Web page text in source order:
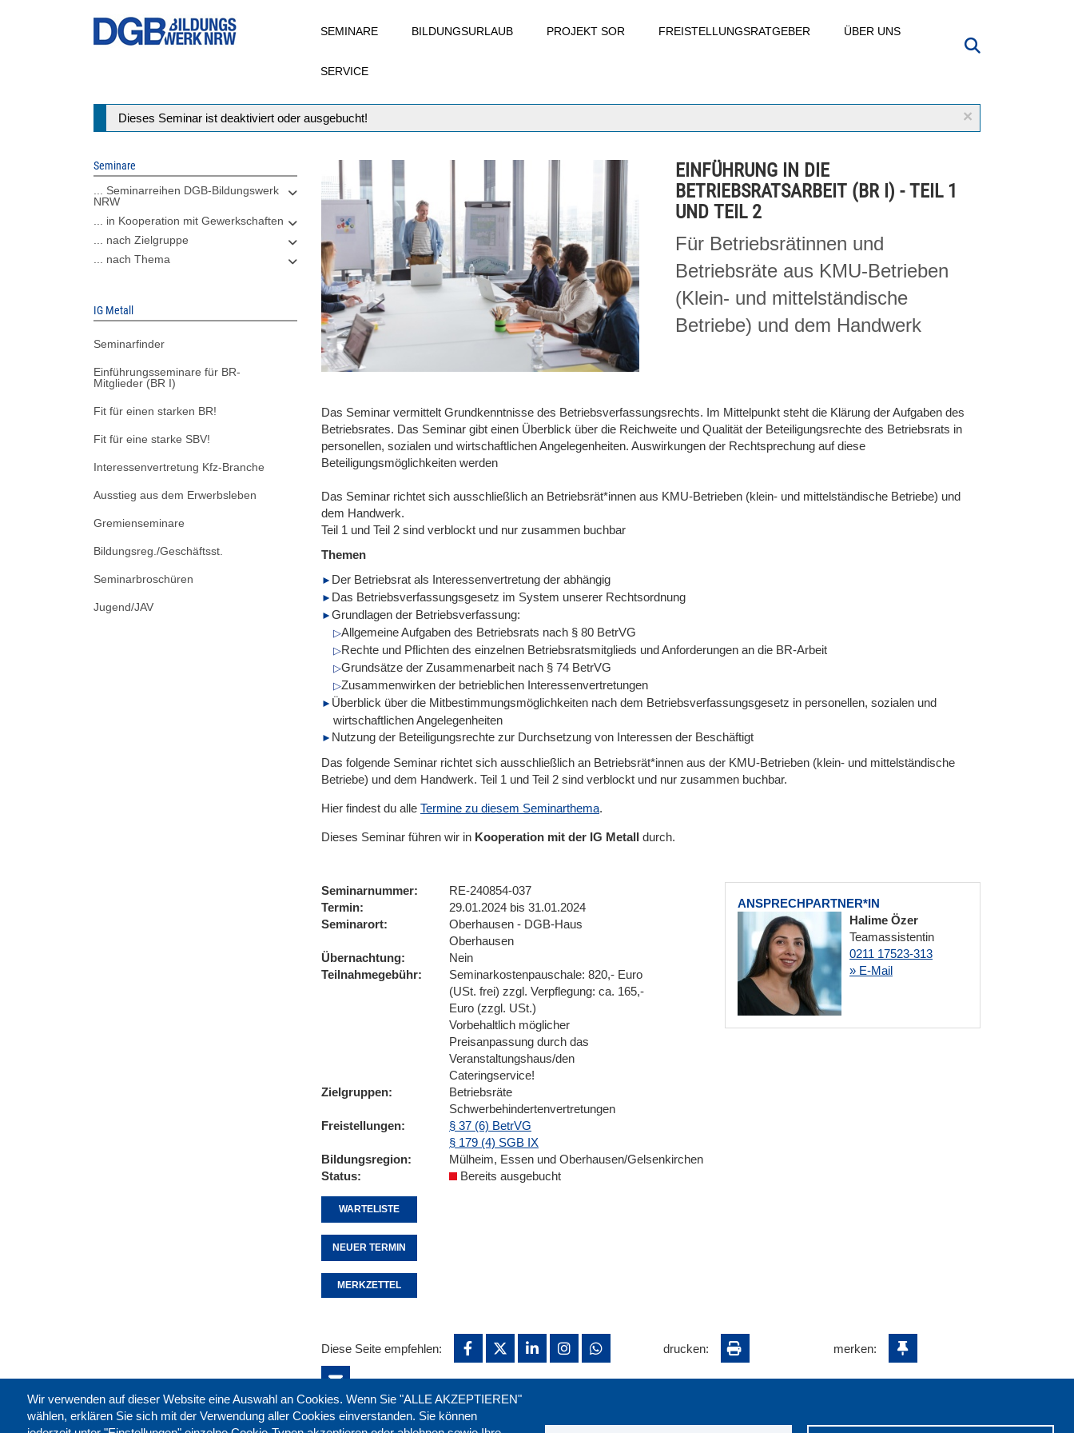
SEMINARE BILDUNGSURLAUB PROJEKT SOR FREISTELLUNGSRATGEBER ÜBER UNS
SERVICE
×
Statusmeldung
Dieses Seminar ist deaktiviert oder ausgebucht!
Seminare
... Seminarreihen DGB-Bildungswerk
NRW
... in Kooperation mit Gewerkschaften
... nach Zielgruppe
... nach Thema
IG Metall
Seminarfinder
Einführungsseminare für BR-
Mitglieder (BR I)
Fit für einen starken BR!
Fit für eine starke SBV!
Interessenvertretung Kfz-Branche
Ausstieg aus dem Erwerbsleben
Gremienseminare
Bildungsreg./Geschäftsst.
Seminarbroschüren
Jugend/JAV
EINFÜHRUNG IN DIE
BETRIEBSRATSARBEIT (BR I) - TEIL 1
UND TEIL 2
Für Betriebsrätinnen und
Betriebsräte aus KMU-Betrieben
(Klein- und mittelständische
Betriebe) und dem Handwerk
Das Seminar vermittelt Grundkenntnisse des Betriebsverfassungsrechts. Im Mittelpunkt steht die Klärung der Aufgaben des
Betriebsrates. Das Seminar gibt einen Überblick über die Reichweite und Qualität der Beteiligungsrechte des Betriebsrats in
personellen, sozialen und wirtschaftlichen Angelegenheiten. Auswirkungen der Rechtsprechung auf diese
Beteiligungsmöglichkeiten werden
Das Seminar richtet sich ausschließlich an Betriebsrät*innen aus KMU-Betrieben (klein- und mittelständische Betriebe) und
dem Handwerk.
Teil 1 und Teil 2 sind verblockt und nur zusammen buchbar
Themen
Der Betriebsrat als Interessenvertretung der abhängig
Das Betriebsverfassungsgesetz im System unserer Rechtsordnung
Grundlagen der Betriebsverfassung:
Allgemeine Aufgaben des Betriebsrats nach § 80 BetrVG
Rechte und Pflichten des einzelnen Betriebsratsmitglieds und Anforderungen an die BR-Arbeit
Grundsätze der Zusammenarbeit nach § 74 BetrVG
Zusammenwirken der betrieblichen Interessenvertretungen
Überblick über die Mitbestimmungsmöglichkeiten nach dem Betriebsverfassungsgesetz in personellen, sozialen und
wirtschaftlichen Angelegenheiten
Nutzung der Beteiligungsrechte zur Durchsetzung von Interessen der Beschäftigt
Das folgende Seminar richtet sich ausschließlich an Betriebsrät*innen aus der KMU-Betrieben (klein- und mittelständische
Betriebe) und dem Handwerk. Teil 1 und Teil 2 sind verblockt und nur zusammen buchbar.
Hier findest du alle Termine zu diesem Seminarthema.
Dieses Seminar führen wir in Kooperation mit der IG Metall durch.
ANSPRECHPARTNER*IN
Halime Özer
Teamassistentin
0211 17523-313
» E-Mail
Seminarnummer
RE-240854-037
Termin
29.01.2024 bis 31.01.2024
Seminarort
Oberhausen - DGB-Haus
Oberhausen
Übernachtung
Nein
Teilnahmegebühr
Seminarkostenpauschale: 820,- Euro
(USt. frei) zzgl. Verpflegung: ca. 165,-
Euro (zzgl. USt.)
Vorbehaltlich möglicher
Preisanpassung durch das
Veranstaltungshaus/den
Cateringservice!
Zielgruppen
Betriebsräte
Schwerbehindertenvertretungen
Freistellungen
§ 37 (6) BetrVG
§ 179 (4) SGB IX
Bildungsregion
Mülheim, Essen und Oberhausen/Gelsenkirchen
Status
Bereits ausgebucht
WARTELISTE
NEUER TERMIN
MERKZETTEL
Wir verwenden auf dieser Website eine Auswahl an Cookies. Wenn Sie "ALLE AKZEPTIEREN"
wählen, erklären Sie sich mit der Verwendung aller Cookies einverstanden. Sie können
Diese Seite empfehlen: drucken: merken: